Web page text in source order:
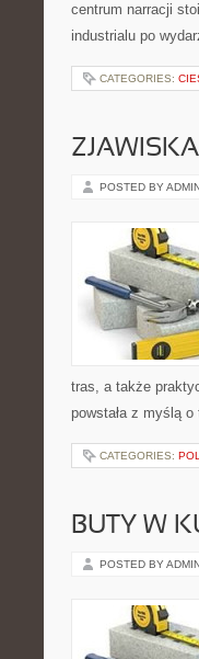
centrum narracji
industrialu po
CATEGORIES:
POSTED BY
tras, a także
powstała z myślą
CATEGORIES:
BUTY W
POSTED BY